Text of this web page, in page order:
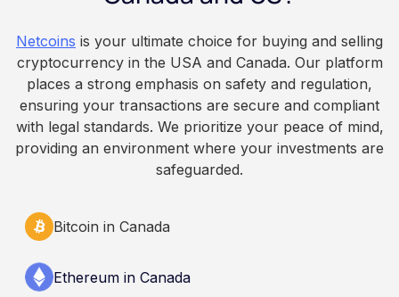
because Bitcoin is volatile, balances can rise or
informational purposes only. It does not
constitute financial, legal, or professional advice.
Always do your own research and consult
qualified professionals before making decisions
related to cryptocurrency.
Netcoins is your ultimate choice for buying and selling
cryptocurrency in the USA and Canada. Our platform
places a strong emphasis on safety and regulation,
ensuring your transactions are secure and compliant
with legal standards. We prioritize your peace of mind,
providing an environment where your investments are
safeguarded.
Bitcoin in Canada
Ethereum in Canada